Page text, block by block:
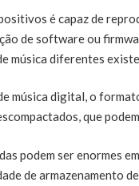
é capaz de
de software ou
música diferentes
música digital, o
que
podem ser enormes
de armazenamento